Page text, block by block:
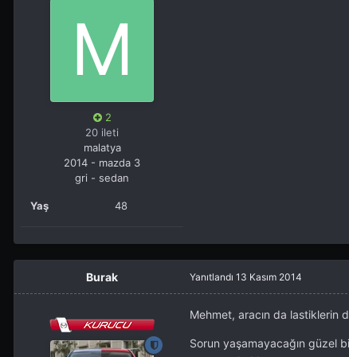
2
20 ileti
malatya
2014 - mazda 3
gri - sedan
Yaş 48
Burak Yanıtlandı 13 Kasım 2014
Mehmet, aracın da lastiklerin
Sorun yaşamayacağın güzel